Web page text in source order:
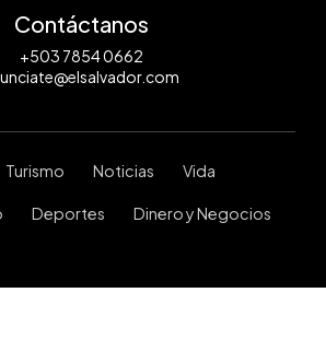
Contáctanos
+503 7854 0662
Turismo Noticias Vida
Deportes Dinero y Negocios